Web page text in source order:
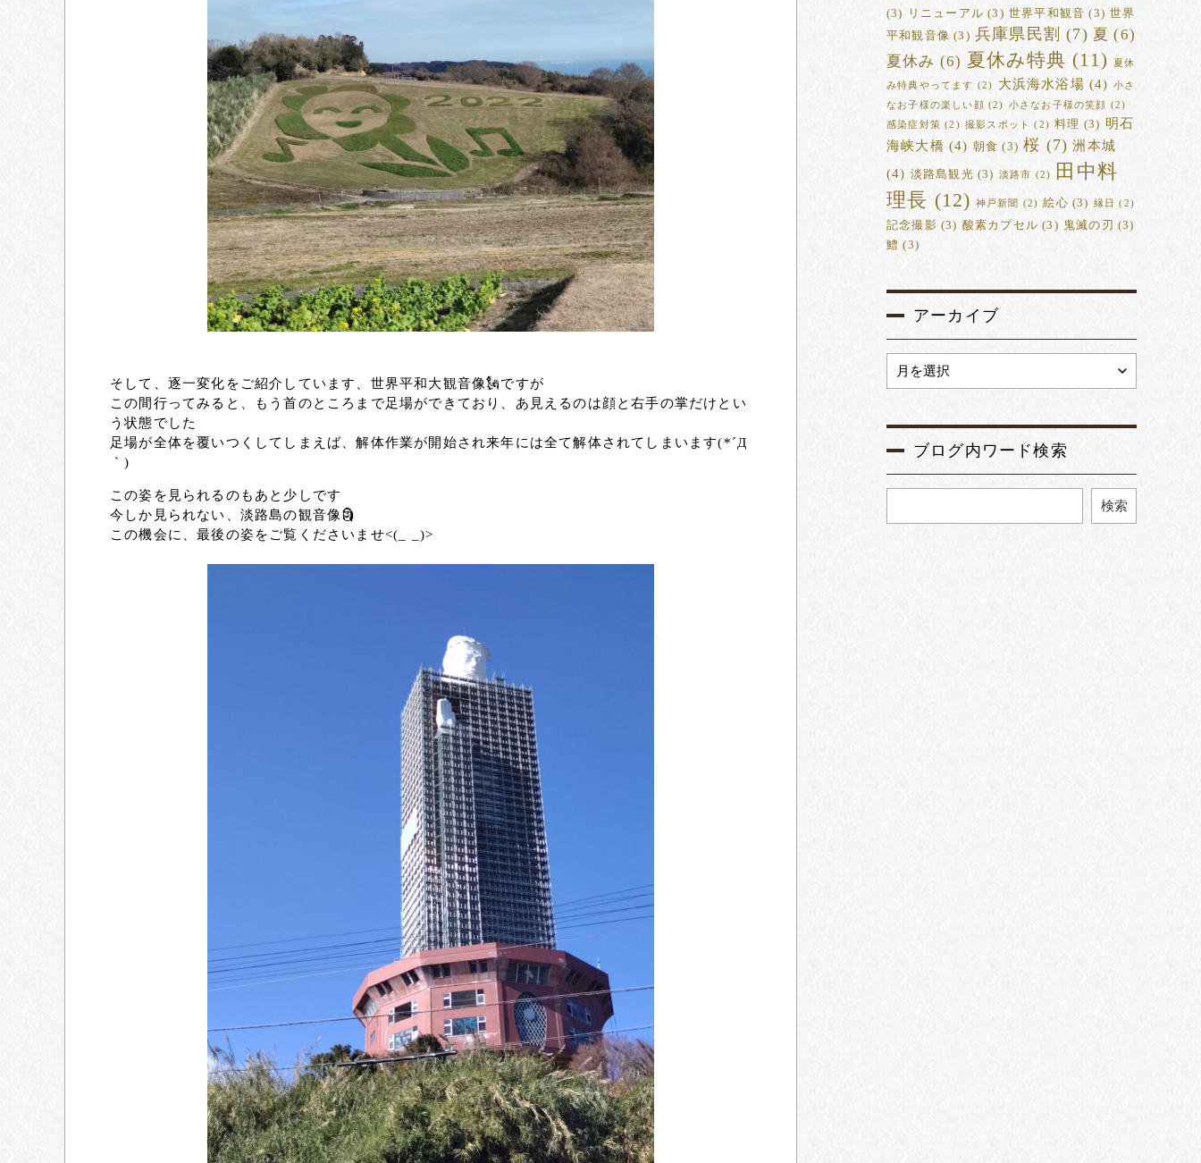
そして、逐一変化をご紹介しています、世界平和大観音像🗽ですが
この間行ってみると、もう首のところまで足場ができており、あ見えるのは顔と右手の掌だけとい
う状態でした
足場が全体を覆いつくしてしまえば、解体作業が開始され来年には全て解体されてしまいます(*´Д
｀)
この姿を見られるのもあと少しです
今しか見られない、淡路島の観音像🗿
この機会に、最後の姿をご覧くださいませ<(_ _)>
(3)
リニューアル (3) 世界平和観音 (3) 世界
平和観音像 (3) 兵庫県民割 (7) 夏 (6)
夏休み (6) 夏休み特典 (11) 夏休
み特典やってます (2) 大浜海水浴場 (4)
小さ
なお子様の楽しい顔 (2) 小さなお子様の笑顔 (2)
感染症対策 (2) 撮影スポット (2) 料理 (3) 明石
海峡大橋 (4) 朝食 (3) 桜 (7) 洲本城
(4) 淡路島観光 (3) 淡路市 (2)
田中料
理長 (12) 神戸新聞 (2) 絵心 (3) 縁日 (2)
記念撮影 (3) 酸素カプセル (3) 鬼滅の刃
(3)
鱧 (3)
アーカイブ
ブログ内ワード検索
検索